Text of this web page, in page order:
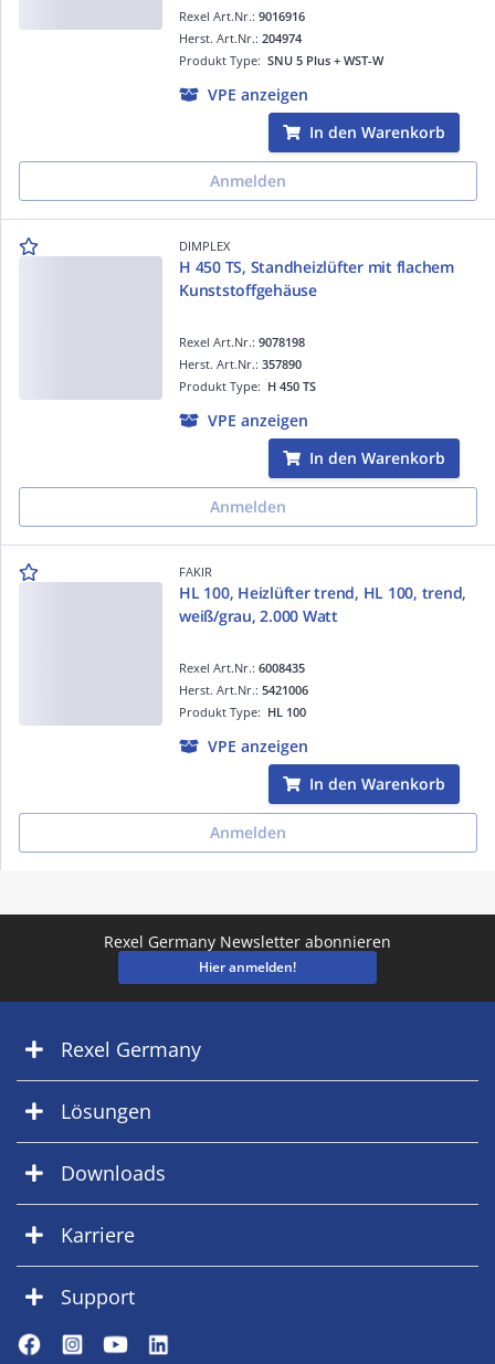
Rexel Art.Nr.: 9016916
Produkt Type: SNU 5 Plus + WST-W
Herst. Art.Nr.: 204974
VPE anzeigen
In den Warenkorb
Anmelden
DIMPLEX
H 450 TS, Standheizlüfter mit flachem
Kunststoffgehäuse
Rexel Art.Nr.: 9078198
Produkt Type: H 450 TS
Herst. Art.Nr.: 357890
VPE anzeigen
In den Warenkorb
Anmelden
FAKIR
HL 100, Heizlüfter trend, HL 100, trend,
weiß/grau, 2.000 Watt
Rexel Art.Nr.: 6008435
Produkt Type: HL 100
Herst. Art.Nr.: 5421006
VPE anzeigen
In den Warenkorb
Anmelden
Rexel Germany Newsletter abonnieren
Hier anmelden!
Rexel Germany
Lösungen
Downloads
Karriere
Support